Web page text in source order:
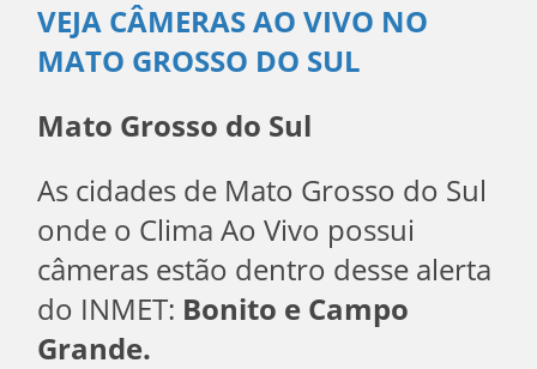
VEJA CÂMERAS AO VIVO NO
MATO GROSSO DO SUL
Mato Grosso do Sul
As cidades de Mato Grosso do Sul
onde o Clima Ao Vivo possui
câmeras estão dentro desse alerta
do INMET: Bonito e Campo
Grande.